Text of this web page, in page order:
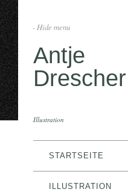
- Hide menu
Antje
Drescher
Illustration
STARTSEITE
ILLUSTRATION